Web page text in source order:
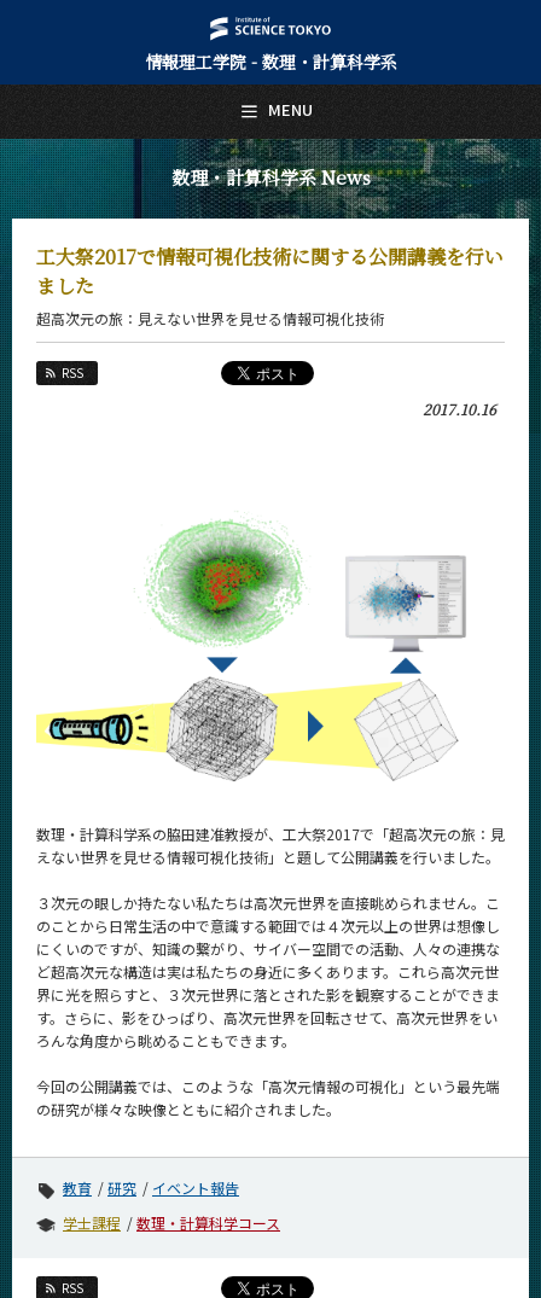
情報理工学院 - 数理・計算科学系
数理・計算科学系 News
工大祭2017で情報可視化技術に関する公開講義を行い
ました
超高次元の旅：見えない世界を見せる情報可視化技術
RSS
2017.10.16
数理・計算科学系の脇田建准教授が、工大祭2017で「超高次元の旅：見
えない世界を見せる情報可視化技術」と題して公開講義を行いました。
３次元の眼しか持たない私たちは高次元世界を直接眺められません。こ
のことから日常生活の中で意識する範囲では４次元以上の世界は想像し
にくいのですが、知識の繋がり、サイバー空間での活動、人々の連携な
ど超高次元な構造は実は私たちの身近に多くあります。これら高次元世
界に光を照らすと、３次元世界に落とされた影を観察することができま
す。さらに、影をひっぱり、高次元世界を回転させて、高次元世界をい
ろんな角度から眺めることもできます。
今回の公開講義では、このような「高次元情報の可視化」という最先端
の研究が様々な映像とともに紹介されました。
教育 研究
イベント報告
学士課程
数理・計算科学コース
RSS
MENU
日本語 English
トップページ
Top Page
数理・計算科学系について
About Us
教育
Education
教員・研究室
数理・計算科学系 News
News 一覧
月別
サイト構成
系詳細情報
CLOSE